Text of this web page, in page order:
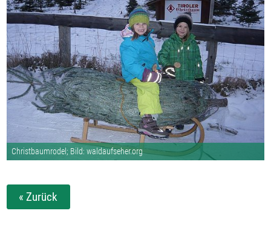
Christbaumrodel; Bild: waldaufseher.org
« Zurück